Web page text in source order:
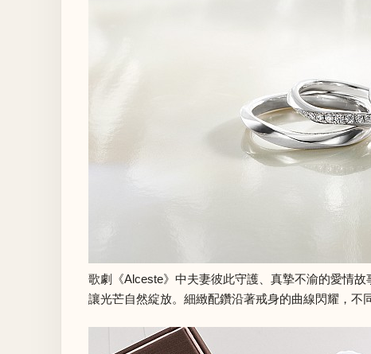
歌劇《Alceste》中夫妻彼此守護、真摯不渝的愛情
讓光芒自然綻放。細緻配鑽沿著戒身的曲線閃耀，不